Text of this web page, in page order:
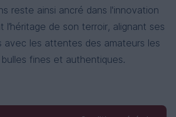
reste ainsi ancré dans l'innovation
de son terroir, alignant ses
avec les attentes des amateurs les
fines et authentiques.